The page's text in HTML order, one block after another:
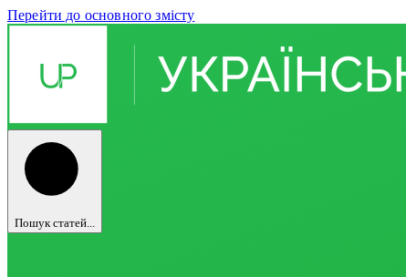
Перейти до основного змісту
Пошук статей...